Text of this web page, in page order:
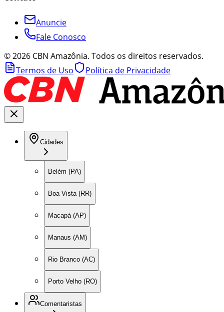
Anuncie
Fale Conosco
©2026 CBN Amazônia. Todos os direitos reservados.
Termos de Uso
Política de Privacidade
Cidades
Belém (PA)
Boa Vista (RR)
Macapá (AP)
Manaus (AM)
Rio Branco (AC)
Porto Velho (RO)
Comentaristas